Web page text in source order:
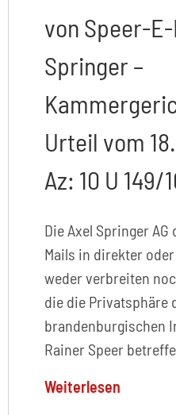
von Speer-
Springer –
Urteil vom
Az: 10 U 149/
Die Axel Springer
Mails in direkter
weder verbreiten
die die Privatsphäre
brandenburgischen
Rainer Speer
Weiterlesen